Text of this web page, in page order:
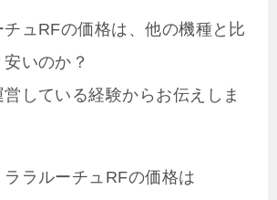
ュRFの価格は、他の機種と比
いのか？
している経験からお伝えしま
ラルーチュRFの価格は